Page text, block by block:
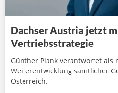
Dachser Austria jetzt
Vertriebsstrategie
Günther Plank verantwortet als
Weiterentwicklung sämtlicher
Österreich.